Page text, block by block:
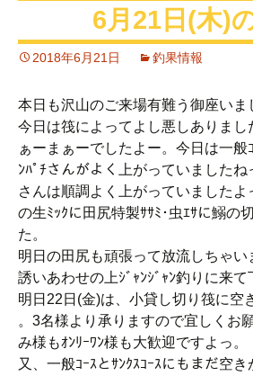
6月21日(木)
2018年6月21日 釣果情報
本日も沢山のご来場有難う御座いま
今日は筏によってよし悪しありまし
ぁーまぁーでしたよー。今日は一般
ﾝﾊﾟﾁさんがよく上がっていましたね
さんは順調よく上がっていましたよ
の生ﾐｯｸに田尻特製ｻｻﾐ･虫ｴｻに鰯の
た。
明日の田尻も頑張って放流しちゃい
誘いあわせの上ｼﾞｬﾝｼﾞｬﾝ釣りに来て
明日22日(金)は、小貸し切り筏に空
。3名様より承りますので宜しくお
み様もｵﾝﾘｰﾜﾝ様も大歓迎ですよっ。
又、一般ｺｰｽとｻﾝｸｽｺｰｽにもまだ空